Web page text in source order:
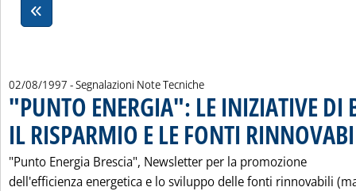
02/08/1997 - Segnalazioni Note Tecniche
"PUNTO ENERGIA": LE INIZIATIVE DI
IL RISPARMIO E LE FONTI
"Punto Energia Brescia", Newsletter per la promozione
dell'efficienza energetica e lo sviluppo delle fonti rinnovabili